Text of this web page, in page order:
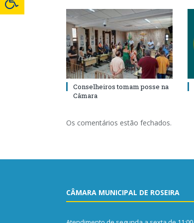
Conselheiros tomam posse na
Câmara
Os comentários estão fechados.
CÂMARA MUNICIPAL DE ROSEIRA